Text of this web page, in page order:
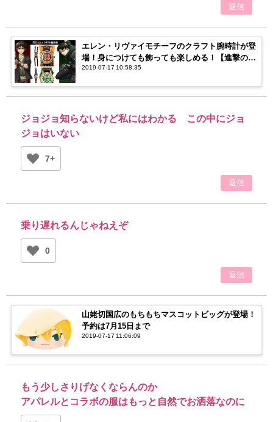
返信
エレン・リヴァイモチーフのクラフト腕時計が登
場！身につけても飾っても楽しめる！【進撃の巨
人】
2019-07-17 10:58:35
ジョジョ知らないけど私にはわかる この中にジョ
ジョはいない
7+
返信
乗り遅れるんじゃねえぞ
0
返信
山姥切国広のもちもちマスコットビッグが登場！
予約は7月15日まで
2019-07-17 11:06:09
もう少しさりげなくならんのか
アパレルとコラボの服はもっと自然でお洒落なのに